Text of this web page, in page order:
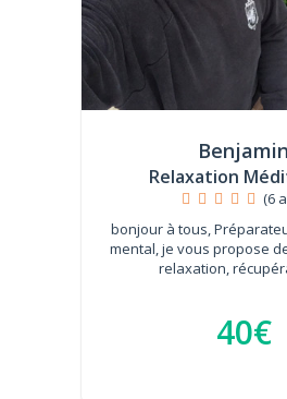
Benjamin
Relaxation
(6
bonjour à tous,
mental, je vous propose
relaxation,
40€